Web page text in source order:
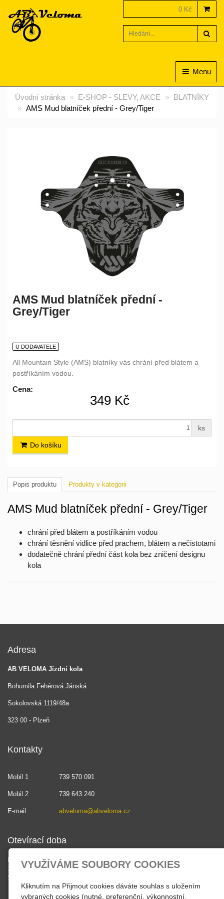
0 Kč
Menu
Úvodní stránka E-SHOP - SLEVY, AKCE
BLATNÍKY
AMS Mud blatníček přední - Grey/Tiger
AMS Mud blatníček přední -
Grey/Tiger
U DODAVATELE
All Mountain Style (AMS) blatníky vás chrání před blátem a
postříkáním vodou.
Cena:
349 Kč
ks
Do košíku
Popis produktu Produkty v kategorii
AMS Mud blatníček přední - Grey/Tiger
chrání před blátem a postříkáním vodou
chrání těsnění vidlice před prachem, blátem a nečistotami
dodatečně chrání přední část kola bez zničení designu
kola
Adresa
AB VELOMA Jízdní kola
Bohumila Fehérová Jánská
Sokolovská 1119/48a
323 00 - Plzeň
Kontakty
Mobil 1 739 570 091
Mobil 2 739 643 240
E-mail abveloma@abveloma.cz
Otevírací doba
PO - PÁ
10:30 - 18:00
SO , NE - zavřeno
VYUŽÍVÁME SOUBORY COOKIES
Kliknutím na Přijmout cookies dáváte souhlas s uložením
vybraných cookies (nutné, preferenční, výkonnostní,